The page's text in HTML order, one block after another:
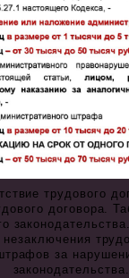
трудового
договора.
за
законодательства.